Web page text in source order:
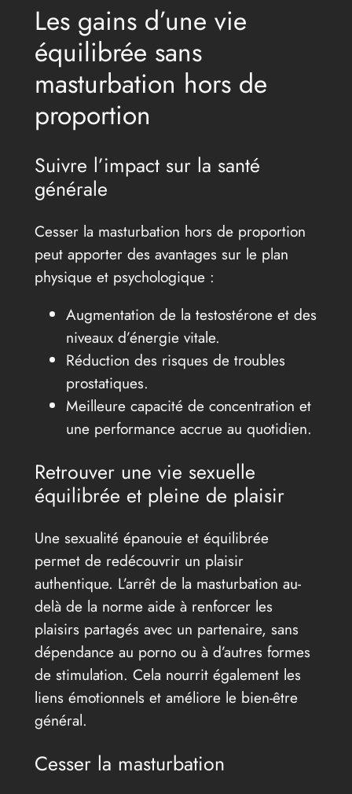
Les gains d’une vie
équilibrée sans
masturbation hors de
proportion
Suivre l’impact sur la santé
générale
Cesser la masturbation hors de proportion
peut apporter des avantages sur le plan
physique et psychologique :
Augmentation de la testostérone et des
niveaux d’énergie vitale.
Réduction des risques de troubles
prostatiques.
Meilleure capacité de concentration et
une performance accrue au quotidien.
Retrouver une vie sexuelle
équilibrée et pleine de plaisir
Une sexualité épanouie et équilibrée
permet de redécouvrir un plaisir
authentique. L’arrêt de la masturbation au-
delà de la norme aide à renforcer les
plaisirs partagés avec un partenaire, sans
dépendance au porno ou à d’autres formes
de stimulation. Cela nourrit également les
liens émotionnels et améliore le bien-être
général.
Cesser la masturbation